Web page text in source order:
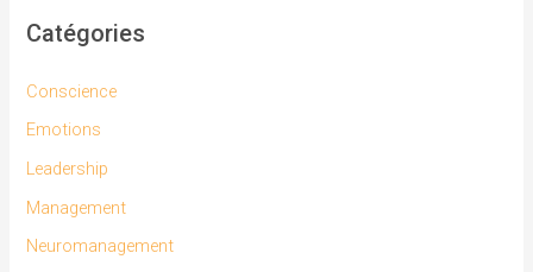
Catégories
Conscience
Emotions
Leadership
Management
Neuromanagement